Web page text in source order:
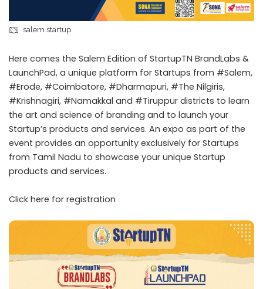
salem startup
Here comes the Salem Edition of StartupTN BrandLabs &
LaunchPad, a unique platform for Startups from #Salem,
#Erode, #Coimbatore, #Dharmapuri, #The Nilgiris,
#Krishnagiri, #Namakkal and #Tiruppur districts to learn
the art and science of branding and to launch your
Startup’s products and services. An expo as part of the
event provides an opportunity exclusively for Startups
from Tamil Nadu to showcase your unique Startup
products and services.
Click here for registration